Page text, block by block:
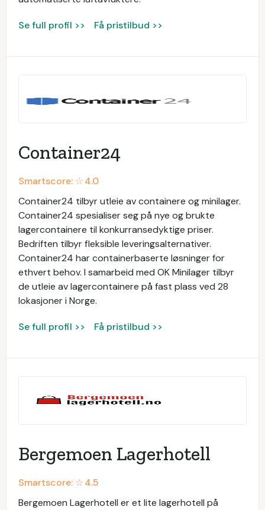
Se full profil >> Få pristilbud >>
Container24
Smartscore: ☆4.0
Container24 tilbyr utleie av containere og minilager.
Container24 spesialiser seg på nye og brukte
lagercontainere til konkurransedyktige priser.
Bedriften tilbyr fleksible leveringsalternativer.
Container24 har containerbaserte løsninger for
ethvert behov. I samarbeid med OK Minilager tilbyr
de utleie av lagercontainere på fast plass ved 28
lokasjoner i Norge.
Se full profil >> Få pristilbud >>
Bergemoen Lagerhotell
Smartscore: ☆4.5
Bergemoen Lagerhotell er et lite lagerhotell på